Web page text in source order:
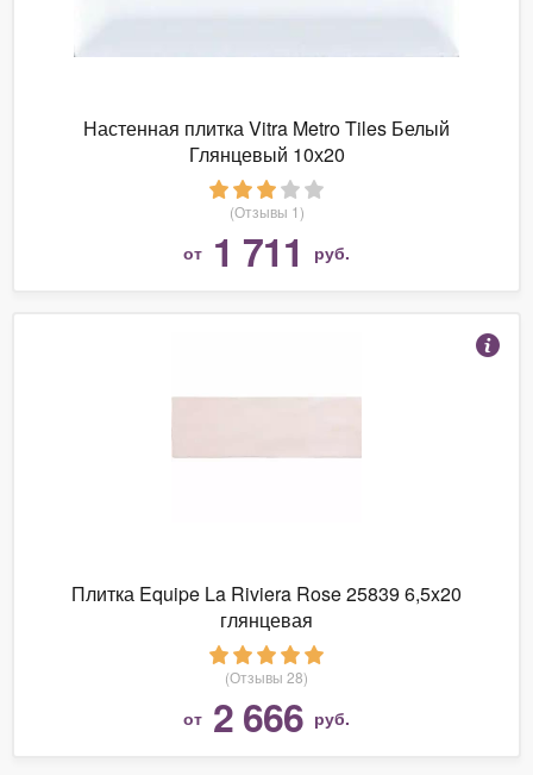
Настенная плитка Vitra Metro Tiles Белый
Глянцевый 10х20
(Отзывы 1)
от 1 711 руб.
Плитка Equipe La Riviera Rose 25839 6,5x20
глянцевая
(Отзывы 28)
от 2 666 руб.